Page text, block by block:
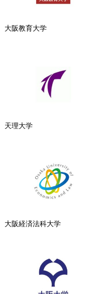
大阪教育大学
天理大学
大阪経済法科大学